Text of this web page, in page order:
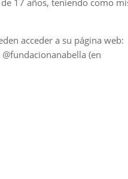
17 años, teniendo como
acceder a su página web:
(en